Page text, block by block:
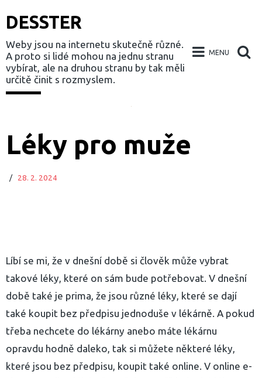
DESSTER
Weby jsou na internetu skutečně různé.
A proto si lidé mohou na jednu stranu
vybírat, ale na druhou stranu by tak měli
určitě činit s rozmyslem.
MENU
content
Léky pro muže
/ 28. 2. 2024
Líbí se mi, že v dnešní době si člověk může vybrat
takové léky, které on sám bude potřebovat. V dnešní
době také je prima, že jsou různé léky, které se dají
také koupit bez předpisu jednoduše v lékárně. A pokud
třeba nechcete do lékárny anebo máte lékárnu
opravdu hodně daleko, tak si můžete některé léky,
které jsou bez předpisu, koupit také online. V online e-